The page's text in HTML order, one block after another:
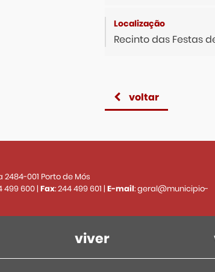
Recinto das Festas
voltar
001 Porto de Mós
499 600| Fax:244 499 601 | E-mail:geral@municipio-
viver